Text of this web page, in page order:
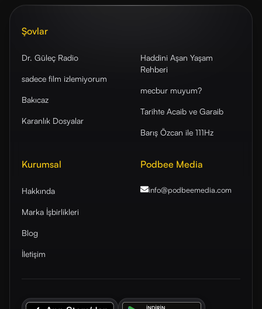
Şovlar
Dr. Güleç Radio
sadece film izlemiyorum
Bakıcaz
Karanlık Dosyalar
Haddini Aşan Yaşam
Rehberi
mecbur muyum?
Tarihte Acaib ve Garaib
Barış Özcan ile 111Hz
Kurumsal
Hakkında
Marka İşbirlikleri
Blog
İletişim
Podbee Media
info@podbeemedia.com